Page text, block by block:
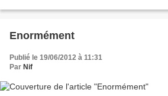
Enormément
Publié le 19/06/2012 à 11:31
Par Nif